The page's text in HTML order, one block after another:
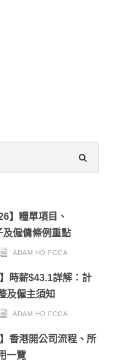
】糧單項目、
僱傭條例重點
ADAM HO FCCA
時薪$43.1詳解：計
及僱主須知
ADAM HO FCCA
香港開公司流程、所
一覽